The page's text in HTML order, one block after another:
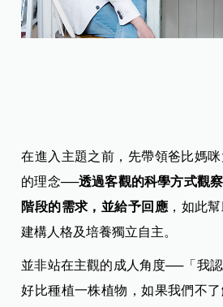
在進入主題之前，先帶領爸比媽咪
的理念──透過客觀的科學方式觀
階段的需求，並給予回應 ，如此
建構人格及培養獨立自主。
並非站在主觀的成人角度──「我
好比種植一株植物，如果我們不